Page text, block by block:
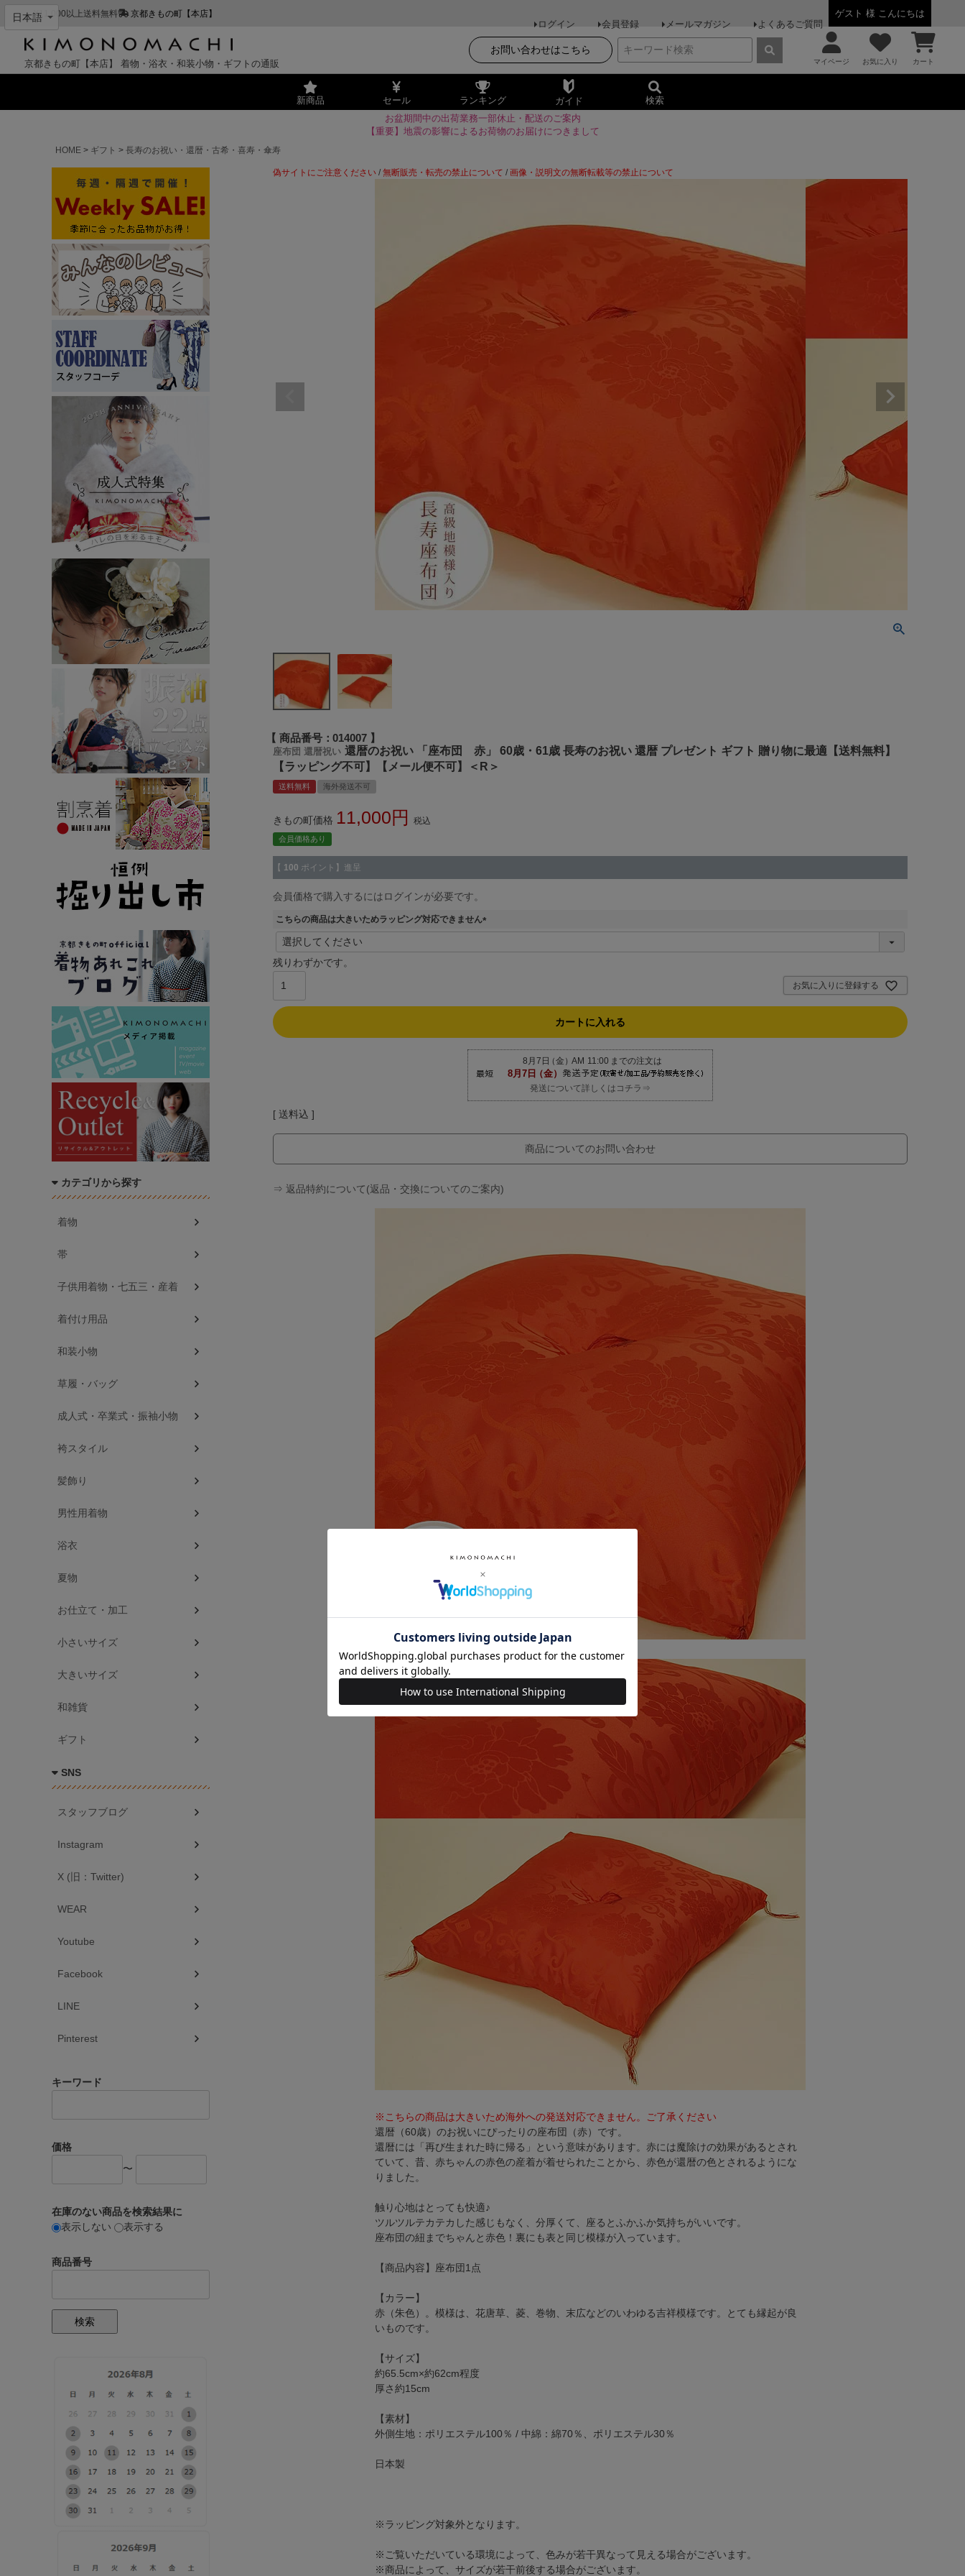
¥11,000以上送料無料 京都きもの町【本店】
ゲスト 様 こんにちは
ログイン
会員登録 メールマガジン よくあるご質問
京都きもの町【本店】 着物・浴衣・和装小物・ギフトの通販
お問い合わせはこちら
マイページ お気に入り カート
新商品 セール ランキング ガイド 検索
お盆期間中の出荷業務一部休止・配送のご案内
【重要】地震の影響によるお荷物のお届けにつきまして
HOME
ギフト 長寿のお祝い・還暦・古希・喜寿・傘寿
偽サイトにご注意ください / 無断販売・転売の禁止について / 画像・説明文の無断転載等の禁止について
商品番号 014007
座布団 還暦祝い 還暦のお祝い 「座布団 赤」 60歳・61歳 長寿のお祝い 還暦 プレゼント ギフト 贈り物に最適【送料無料】
【ラッピング不可】【メール便不可】＜R＞
送料無料 海外発送不可
きもの町価格 11,000 税込
会員価格あり
【 100 ポイント】進呈
会員価格で購入するにはログインが必要です。
こちらの商品は大きいためラッピング対応できません
(
残りわずかです。
お気に入りに登録する
カートに入れる
発送について詳しくはコチラ⇒
送料込
商品についてのお問い合わせ
⇒ 返品特約について(返品・交換についてのご案内)
※こちらの商品は大きいため海外への発送対応できません。ご了承ください
還暦（60歳）のお祝いにぴったりの座布団（赤）です。
還暦には「再び生まれた時に帰る」という意味があります。赤には魔除けの効果があるとされ
ていて、昔、赤ちゃんの赤色の産着が着せられたことから、赤色が還暦の色とされるようにな
りました。
触り心地はとっても快適♪
ツルツルテカテカした感じもなく、分厚くて、座るとふかふか気持ちがいいです。
座布団の紐までちゃんと赤色！裏にも表と同じ模様が入っています。
【商品内容】座布団1点
【カラー】
赤（朱色）。模様は、花唐草、菱、巻物、末広などのいわゆる吉祥模様です。とても縁起が良
いものです。
【サイズ】
約65.5cm×約62cm程度
厚さ約15cm
【素材】
外側生地：ポリエステル100％ / 中綿：綿70％、ポリエステル30％
日本製
※ラッピング対象外となります。
※ご覧いただいている環境によって、色みが若干異なって見える場合がございます。
※商品によって、サイズが若干前後する場合がございます。
カテゴリから探す
着物
帯
子供用着物・七五三・産着
着付け用品
和装小物
草履・バッグ
成人式・卒業式・振袖小物
袴スタイル
髪飾り
男性用着物
浴衣
夏物
お仕立て・加工
小さいサイズ
大きいサイズ
和雑貨
ギフト
SNS
スタッフブログ
Instagram
X (旧：Twitter)
WEAR
Youtube
Facebook
LINE
Pinterest
キーワード
価格
〜
在庫のない商品を検索結果に
表示しない
表示する
商品番号
検索